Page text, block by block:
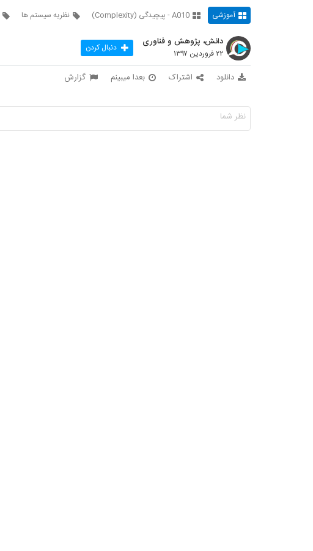
آموزشی A010 - پیچیدگی (Complexity) نظریه سیستم ها
دانش، پژوهش و فناوری
۲۲ فروردین ۱۳۹۷ دنبال کردن
دانلود اشتراک بعدا میبینم گزارش